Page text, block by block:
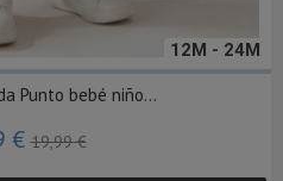
12M - 24M
Punto bebé niño...
€19,99 €